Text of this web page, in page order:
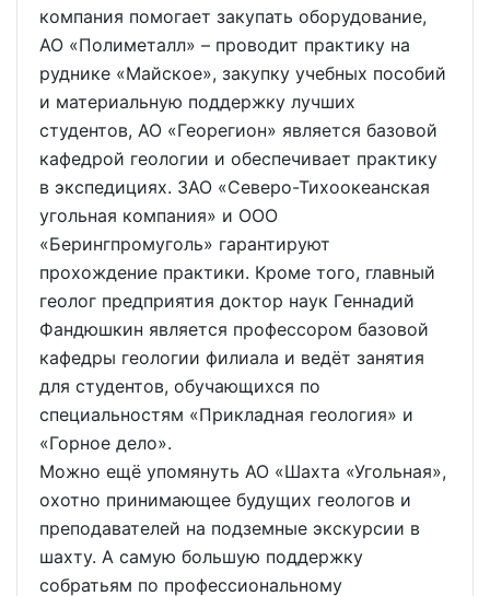
компания помогает закупать оборудование,
АО «Полиметалл» – проводит практику на
руднике «Майское», закупку учебных пособий
и материальную поддержку лучших
студентов, АО «Георегион» является базовой
кафедрой геологии и обеспечивает практику
в экспедициях. ЗАО «Северо-Тихоокеанская
угольная компания» и ООО
«Берингпромуголь» гарантируют
прохождение практики. Кроме того, главный
геолог предприятия доктор наук Геннадий
Фандюшкин является профессором базовой
кафедры геологии филиала и ведёт занятия
для студентов, обучающихся по
специальностям «Прикладная геология» и
«Горное дело».
Можно ещё упомянуть АО «Шахта «Угольная»,
охотно принимающее будущих геологов и
преподавателей на подземные экскурсии в
шахту. А самую большую поддержку
собратьям по профессиональному